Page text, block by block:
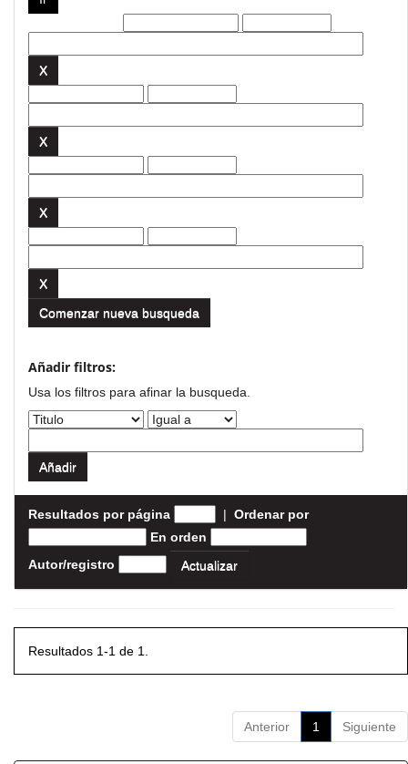
Comenzar nueva busqueda
Añadir filtros:
Usa los filtros para afinar la busqueda.
Resultados por página | Ordenar por
En orden
Autor/registro
Resultados 1-1 de 1.
Anterior 1 Siguiente